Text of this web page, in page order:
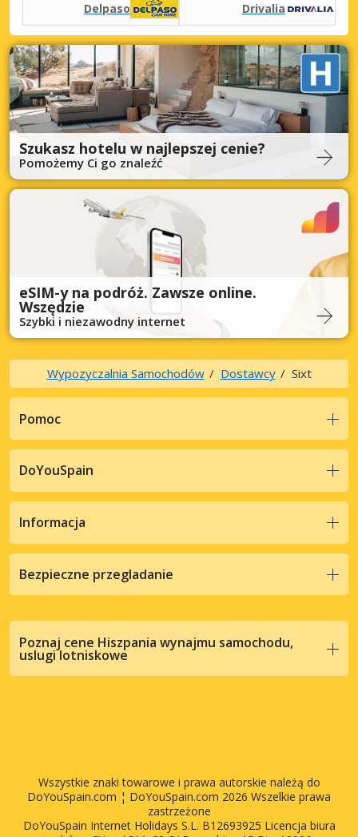
Delpaso Drivalia
Szukasz hotelu w najlepszej cenie?
Pomożemy Ci go znaleźć
eSIM-y na podróż. Zawsze online.
Wszędzie
Szybki i niezawodny internet
Wypozyczalnia Samochodów Dostawcy Sixt
Pomoc
DoYouSpain
Informacja
Bezpieczne przegladanie
Poznaj cene Hiszpania wynajmu samochodu,
uslugi lotniskowe
Wszystkie znaki towarowe i prawa autorskie należą do
DoYouSpain.com ¦ DoYouSpain.com 2026 Wszelkie prawa
zastrzeżone
DoYouSpain Internet Holidays S.L. B12693925 Licencja biura